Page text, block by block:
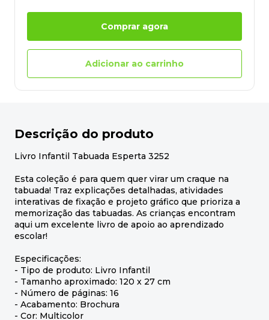
Comprar agora
Adicionar ao carrinho
Descrição do produto
Livro Infantil Tabuada Esperta 3252
Esta coleção é para quem quer virar um craque na
tabuada! Traz explicações detalhadas, atividades
interativas de fixação e projeto gráfico que prioriza a
memorização das tabuadas. As crianças encontram
aqui um excelente livro de apoio ao aprendizado
escolar!
Especificações:
- Tipo de produto: Livro Infantil
- Tamanho aproximado: 120 x 27 cm
- Número de páginas: 16
- Acabamento: Brochura
- Cor: Multicolor